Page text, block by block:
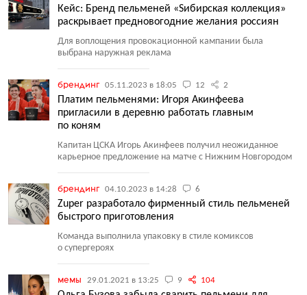
Кейс: Бренд пельменей «Sибирская коллекция»
раскрывает предновогодние желания россиян
Для воплощения провокационной кампании была
выбрана наружная реклама
брендинг 05.11.2023 в 18:05 12 2
Платим пельменями: Игоря Акинфеева
пригласили в деревню работать главным
по коням
Капитан ЦСКА Игорь Акинфеев получил неожиданное
карьерное предложение на матче с Нижним Новгородом
брендинг 04.10.2023 в 14:28 6
Zuper разработало фирменный стиль пельменей
быстрого приготовления
Команда выполнила упаковку в стиле комиксов
о супергероях
мемы 29.01.2021 в 13:25 9 104